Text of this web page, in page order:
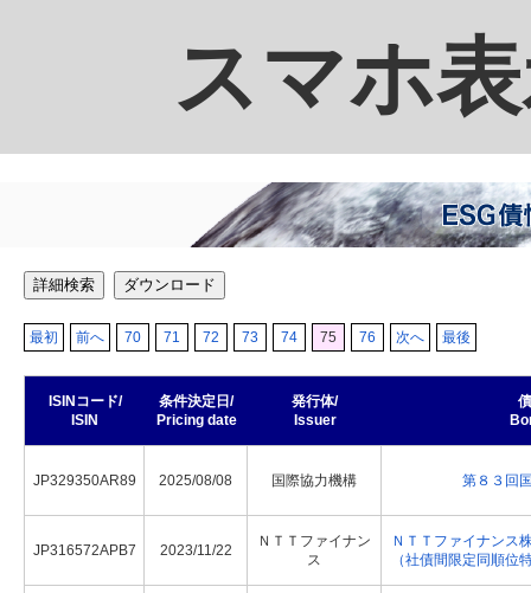
スマホ
詳細検索 ダウンロード
最初 前へ 70 71 72 73 74 75 76 次へ 最後
ISINコード/
ISIN
条件決定日/
Pricing date
発行体/
Issuer
JP329350AR89 2025/08/08 国際協力機構 第８３回
JP316572APB7 2023/11/22
ＮＴＴファイナン
ス
ＮＴＴファイナンス
（社債間限定同順位